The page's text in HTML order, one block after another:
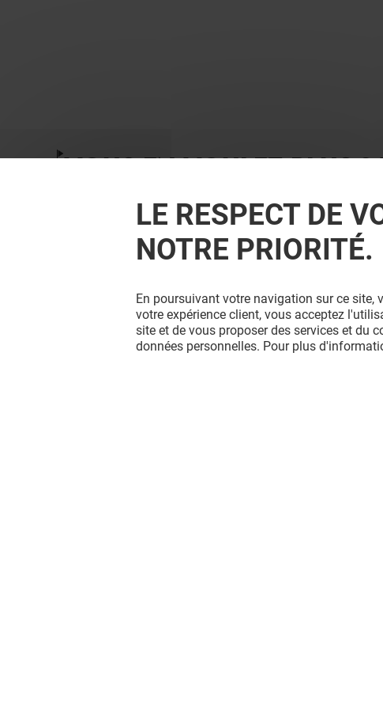
VOUS EN VOULEZ PLUS
LE RESPECT DE
NOTRE PRIORITÉ.
En poursuivant votre navigation sur ce site,
votre expérience client, vous acceptez
site et de vous proposer des services et du
données personnelles. Pour plus